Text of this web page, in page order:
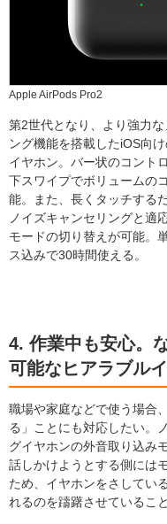
Apple AirPods Pro2
第2世代となり、より強力
ング機能を搭載したiOS向
イヤホン。バー状のコント
下スワイプでボリュームの
能。また、長くタッチする
ノイズキャンセリングと適
モードの切り替えが可能。
ス込みで30時間使える。
4. 作業中も安心。
可能なヒアラブル
職場や家庭などで使う場合
る」ことにも対応したい。
グイヤホンの外音取り込み
話しかけようとする側には
ため、イヤホンをさしてい
れるのを躊躇させているこ